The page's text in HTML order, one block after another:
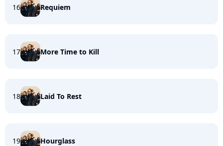
16 Requiem
17 More Time to Kill
18 Laid To Rest
19 Hourglass